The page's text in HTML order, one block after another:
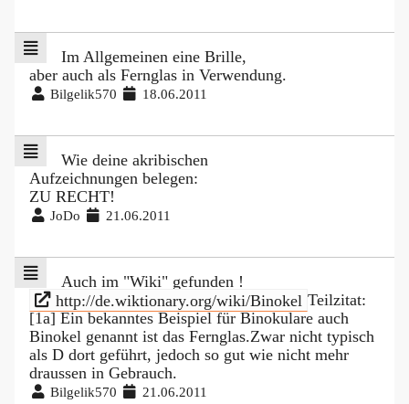
Im Allgemeinen eine Brille,
aber auch als Fernglas in Verwendung.
Bilgelik570 18.06.2011
Wie deine akribischen
Aufzeichnungen belegen:
ZU RECHT!
JoDo 21.06.2011
Auch im "Wiki" gefunden !
http://de.wiktionary.org/wiki/Binokel Teilzitat:
[1a] Ein bekanntes Beispiel für Binokulare auch
Binokel genannt ist das Fernglas.Zwar nicht typisch
als D dort geführt, jedoch so gut wie nicht mehr
draussen in Gebrauch.
Bilgelik570 21.06.2011